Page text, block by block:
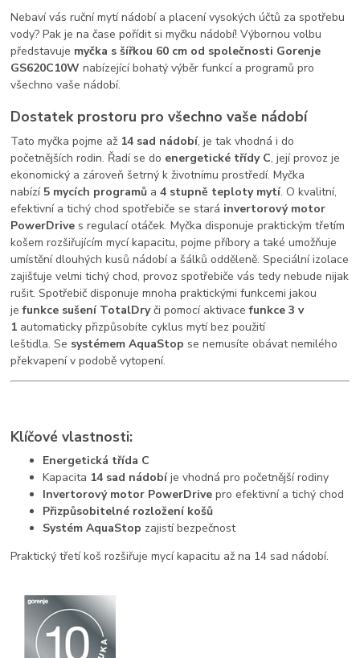
Nebaví vás ruční mytí nádobí a placení vysokých účtů za spotřebu
vody? Pak je na čase pořídit si myčku nádobí! Výbornou volbu
představuje myčka s šířkou 60 cm od společnosti Gorenje
GS620C10Wnabízející bohatý výběr funkcí a programů pro
všechno vaše nádobí.
Dostatek prostoru pro všechno vaše nádobí
Tato myčka pojme až 14 sad nádobí, je tak vhodná i do
početnějších rodin. Řadí se do energetické třídy C, její provoz je
ekonomický a zároveň šetrný k životnímu prostředí. Myčka
nabízí 5 mycích programů a4 stupně teploty mytí. O kvalitní,
efektivní a tichý chod spotřebiče se stará invertorový motor
PowerDrive s regulací otáček. Myčka disponuje praktickým třetím
košem rozšiřujícím mycí kapacitu, pojme příbory a také umožňuje
umístění dlouhých kusů nádobí a šálků odděleně. Speciální izolace
zajišťuje velmi tichý chod, provoz spotřebiče vás tedy nebude nijak
rušit. Spotřebič disponuje mnoha praktickými funkcemi jakou
jefunkce sušení TotalDryči pomocí aktivacefunkce 3 v
1 automaticky přizpůsobíte cyklus mytí bez použití
leštidla. Se systémem AquaStop se nemusíte obávat nemilého
překvapení v podobě vytopení.
Klíčové vlastnosti:
Energetická třída C
Kapacita 14 sad nádobíje vhodná pro početnější rodiny
Invertorový motor PowerDrive pro efektivní a tichý chod
Přizpůsobitelné rozložení košů
Systém AquaStop zajistí bezpečnost
Praktický třetí koš rozšiřuje mycí kapacitu až na 14 sad nádobí.